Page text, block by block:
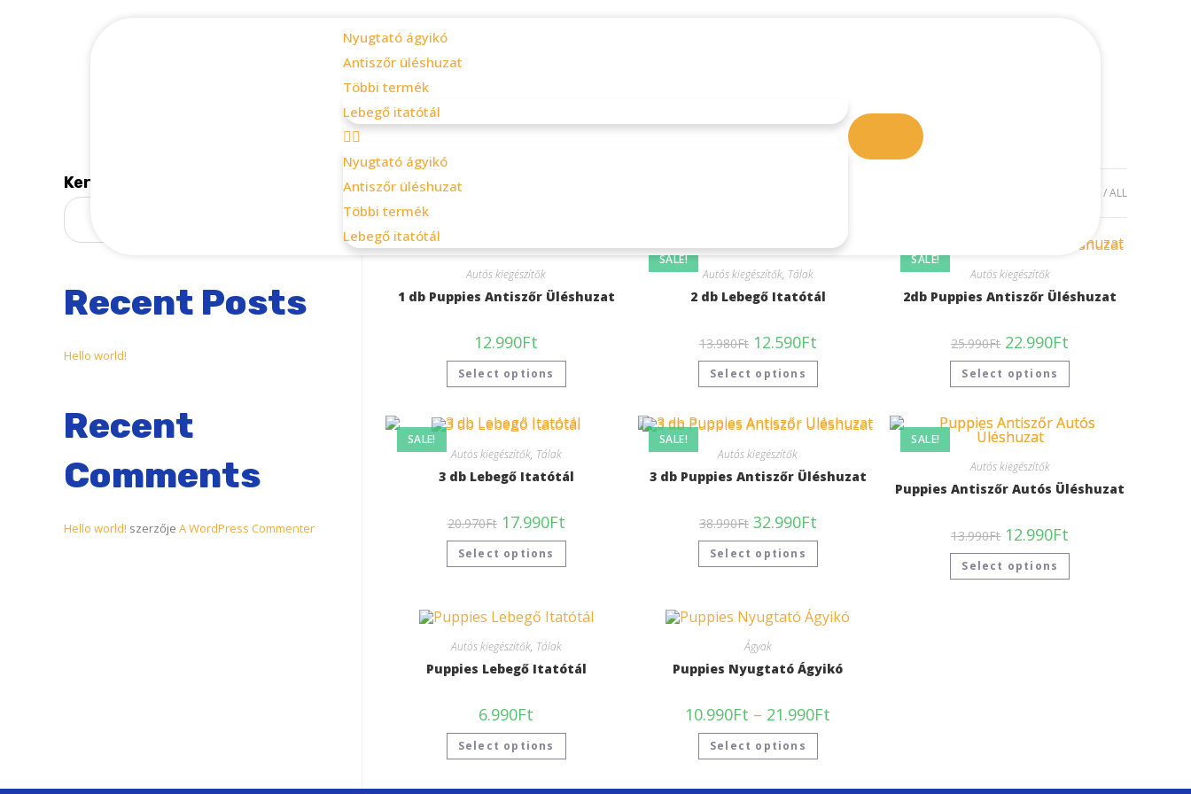
Nyugtató ágyikó
Antiszőr üléshuzat
Többi termék
Lebegő itatótál
Nyugtató ágyikó
Antiszőr üléshuzat
Többi termék
Lebegő itatótál
ALL
Autós kiegészítők
1 db Puppies Antiszőr Üléshuzat
12.990Ft
Select options
SALE!
Autós kiegészítők, Tálak
2 db Lebegő Itatótál
13.980Ft 12.590Ft
Select options
SALE!
Autós kiegészítők
2db Puppies Antiszőr Üléshuzat
25.990Ft 22.990Ft
Select options
SALE!
Autós kiegészítők, Tálak
3 db Lebegő Itatótál
20.970Ft 17.990Ft
Select options
SALE!
Autós kiegészítők
3 db Puppies Antiszőr Üléshuzat
38.990Ft 32.990Ft
Select options
SALE!
Autós kiegészítők
Puppies Antiszőr Autós Üléshuzat
13.990Ft 12.990Ft
Select options
Autós kiegészítők, Tálak
Puppies Lebegő Itatótál
6.990Ft
Select options
Ágyak
Puppies Nyugtató Ágyikó
10.990Ft – 21.990Ft
Select options
Keresés
Recent Posts
Hello world!
Recent
Comments
Hello world! szerzője A WordPress Commenter